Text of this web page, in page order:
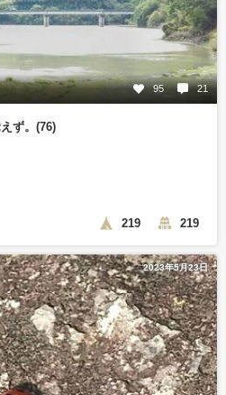
95 21
ず。(76)
219 219
2023年5月23日